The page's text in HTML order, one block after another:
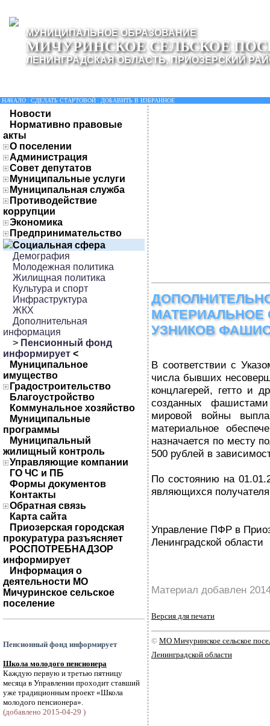
МУНИЦИПАЛЬНОЕ ОБРАЗОВАНИЕ
МИЧУРИНСКОЕ СЕЛЬСКОЕ
ЛЕНИНГРАДСКАЯ ОБЛАСТЬ, ПРИОЗЕРСКИЙ
НАЧАЛО СДЕЛАТЬ СТАРТОВОЙ ДОБАВИТЬ В ИЗБРАННОЕ
Новости
Нормативно правовые
акты
О поселении
Администрация
Совет депутатов
Муниципальные услуги
Муниципальная служба
Противодействие
коррупции
Экономика
Предпринимательство
Социальная сфера
Демография
Молодежная политика
Жилищная политика
Культура и спорт
Инфраструктура
ЖКХ
Дополнительная
информация
> Пенсионный фонд
информирует <
Муниципальное
имущество
Градостроительство
Благоустройство
Коммунальное хозяйство
Муниципальные
программы
Муниципальный
жилищный контроль
Управляющие компании
ГО ЧС и ПБ
Формы документов
Контакты
Обратная связь
Карта сайта
Приозерская городская
прокуратура разъясняет
РОСПОТРЕБНАДЗОР
информирует
Информация о
деятельности МО
Мичуринское сельское
поселение
Пенсионный фонд информирует
Школа молодого пенсионера
Каждую первую и третью пятницу
месяца в Управлении проходит ставший
уже традиционным проект «Школа
молодого пенсионера».
(добавлено 2015-04-29 )
МАТЕРИАЛЬНОЕ
УЗНИКОВ
В соответствии с
числа бывших
концлагерей, гетто и
созданных
мировой войны
материальное
назначается по месту
500 рублей в
По состоянию на
являющихся
Управление ПФР в
Ленинградской области
Материал добавлен
Версия для печати
© МО Мичуринское сельское
Ленинградской области